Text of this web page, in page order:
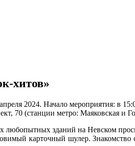
хитов»
2024. Начало мероприятия: в
70 (станции метро: Маяковская и
зданий на Невском
карточный шулер.